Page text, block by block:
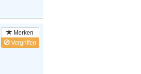
Merken
Vergriffen